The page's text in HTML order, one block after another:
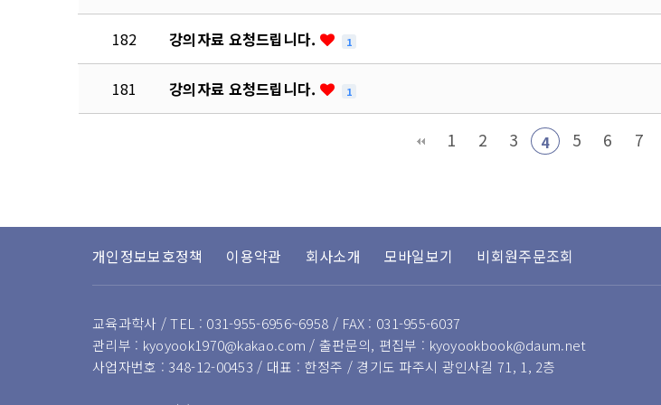
182 강의자료 요청드립니다. 1
181 강의자료 요청드립니다. 1
1 2 3 4 5 6 7
개인정보보호정책 이용약관 회사소개 모바일보기 비회원주문조회
교육과학사 / TEL : 031-955-6956~6958 / FAX : 031-955-6037
관리부 : kyoyook1970@kakao.com / 출판문의, 편집부 : kyoyookbook@daum.net
사업자번호 : 348-12-00453 / 대표 : 한정주 / 경기도 파주시 광인사길 71, 1, 2층